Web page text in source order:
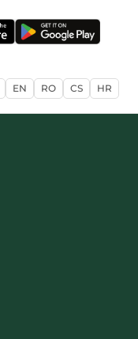
EN RO CS HR